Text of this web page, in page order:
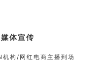
体宣传
构/网红电商主播到场